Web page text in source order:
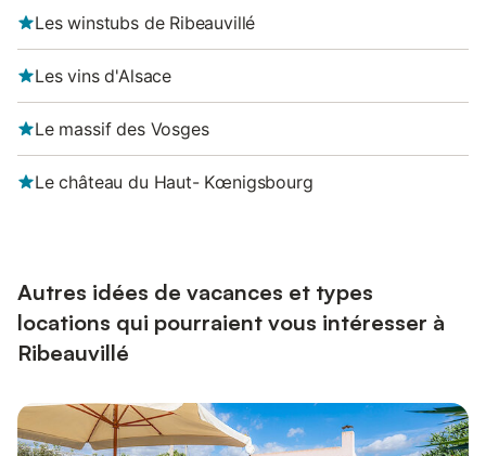
Les winstubs de Ribeauvillé
Les vins d'Alsace
Le massif des Vosges
Le château du Haut- Kœnigsbourg
Autres idées de vacances et types
locations qui pourraient vous intéresser à
Ribeauvillé